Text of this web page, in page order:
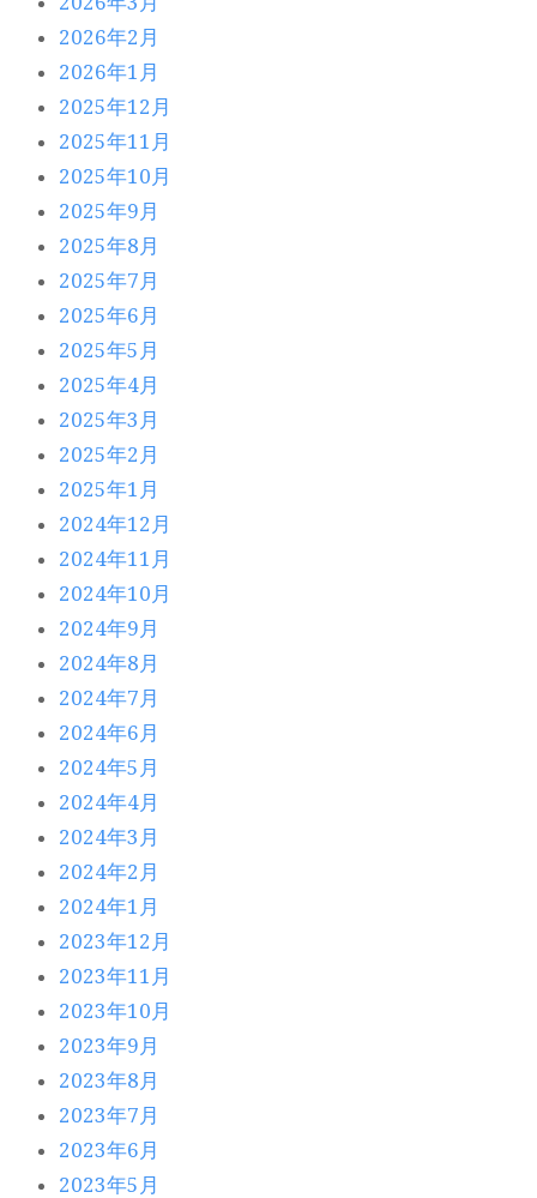
2026年2月
2026年1月
2025年12月
2025年11月
2025年10月
2025年9月
2025年8月
2025年7月
2025年6月
2025年5月
2025年4月
2025年3月
2025年2月
2025年1月
2024年12月
2024年11月
2024年10月
2024年9月
2024年8月
2024年7月
2024年6月
2024年5月
2024年4月
2024年3月
2024年2月
2024年1月
2023年12月
2023年11月
2023年10月
2023年9月
2023年8月
2023年7月
2023年6月
2023年5月